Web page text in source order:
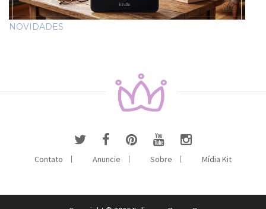
NOVIDADES
Contato Anuncie Sobre Mídia Kit